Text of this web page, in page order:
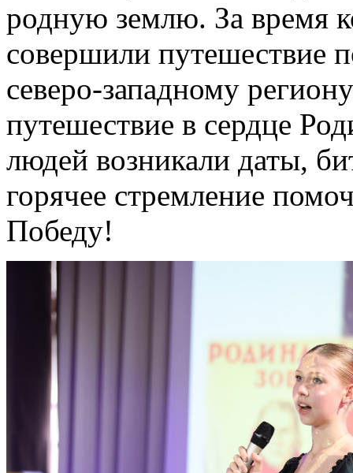
родную землю. За время
совершили путешествие
северо-западному
путешествие в сердце
людей возникали даты,
горячее стремление
Победу!